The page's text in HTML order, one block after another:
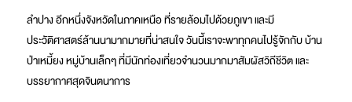
ลำปาง อีกหนึ่งจังหวัดในภาคเหนือ ที่รายล้อมไปด้วยภูเขา และมี
ประวัติศาสตร์ล้านนามากมายที่น่าสนใจ วันนี้เราจะพาทุกคนไปรู้จักกับ บ้าน
ป่าเหมี้ยง หมู่บ้านเล็กๆ ที่มีนักท่องเที่ยวจำนวนมากมาสัมผัสวิถีชีวิต และ
บรรยากาศสุดจินตนาการ